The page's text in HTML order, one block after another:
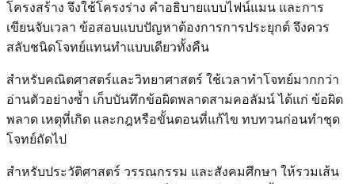
โครงสร้าง จึงใช้โครงร่าง คำอธิบายแบบไฟน์แมน และการ
เขียนจับเวลา ข้อสอบแบบปัญหาต้องการการประยุกต์ จึงควร
สลับชนิดโจทย์แทนทำแบบเดียวทั้งคืน
สำหรับคณิตศาสตร์และวิทยาศาสตร์ ใช้เวลาทำโจทย์มากกว่า
อ่านตัวอย่างซ้ำ เก็บบันทึกข้อผิดพลาดสามคอลัมน์ ได้แก่ ข้อผิด
พลาด เหตุที่เกิด และกฎหรือขั้นตอนที่แก้ไข ทบทวนก่อนทำชุด
โจทย์ถัดไป
สำหรับประวัติศาสตร์ วรรณกรรม และสังคมศึกษา ให้รวมเส้น